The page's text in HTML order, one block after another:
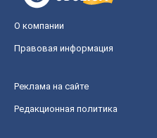
О компании
Правовая информация
Реклама на сайте
Редакционная политика